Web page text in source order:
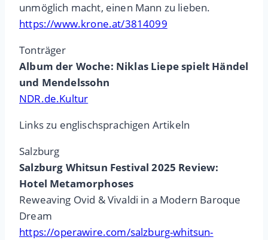
unmöglich macht, einen Mann zu lieben.
https://www.krone.at/3814099
Tonträger
Album der Woche: Niklas Liepe spielt Händel
und Mendelssohn
NDR.de.Kultur
Links zu englischsprachigen Artikeln
Salzburg
Salzburg Whitsun Festival 2025 Review:
Hotel Metamorphoses
Reweaving Ovid & Vivaldi in a Modern Baroque
Dream
https://operawire.com/salzburg-whitsun-